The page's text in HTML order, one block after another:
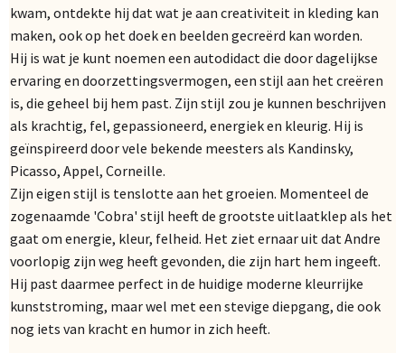
kwam, ontdekte hij dat wat je aan creativiteit in kleding kan
maken, ook op het doek en beelden gecreërd kan worden.
Hij is wat je kunt noemen een autodidact die door dagelijkse
ervaring en doorzettingsvermogen, een stijl aan het creëren
is, die geheel bij hem past. Zijn stijl zou je kunnen beschrijven
als krachtig, fel, gepassioneerd, energiek en kleurig. Hij is
geïnspireerd door vele bekende meesters als Kandinsky,
Picasso, Appel, Corneille.
Zijn eigen stijl is tenslotte aan het groeien. Momenteel de
zogenaamde 'Cobra' stijl heeft de grootste uitlaatklep als het
gaat om energie, kleur, felheid. Het ziet ernaar uit dat Andre
voorlopig zijn weg heeft gevonden, die zijn hart hem ingeeft.
Hij past daarmee perfect in de huidige moderne kleurrijke
kunststroming, maar wel met een stevige diepgang, die ook
nog iets van kracht en humor in zich heeft.